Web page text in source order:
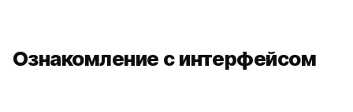
Ознакомление с интерфейсом